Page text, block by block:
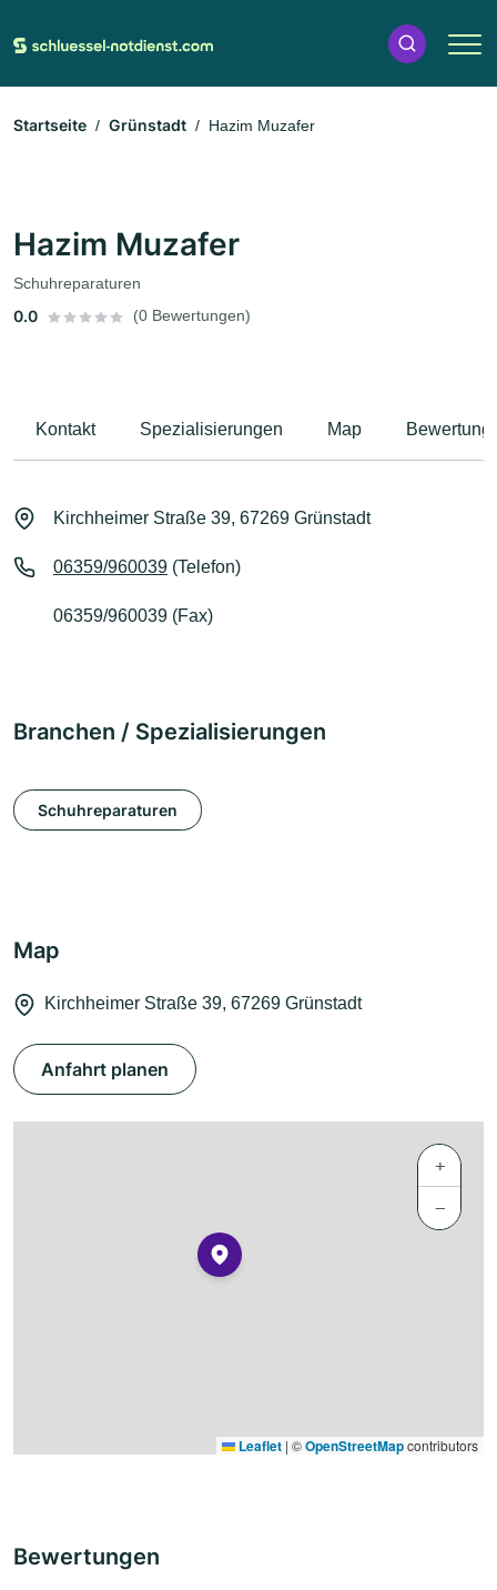
Startseite Grünstadt Hazim Muzafer
Hazim Muzafer
Schuhreparaturen
0.0 (0 Bewertungen)
Kontakt Spezialisierungen Map
Kirchheimer Straße 39, 67269 Grünstadt
06359/960039 (Telefon)
06359/960039 (Fax)
Branchen / Spezialisierungen
Schuhreparaturen
Map
Kirchheimer Straße 39, 67269 Grünstadt
Anfahrt planen
+
−
Leaflet | ©OpenStreetMapcontributors
Bewertungen